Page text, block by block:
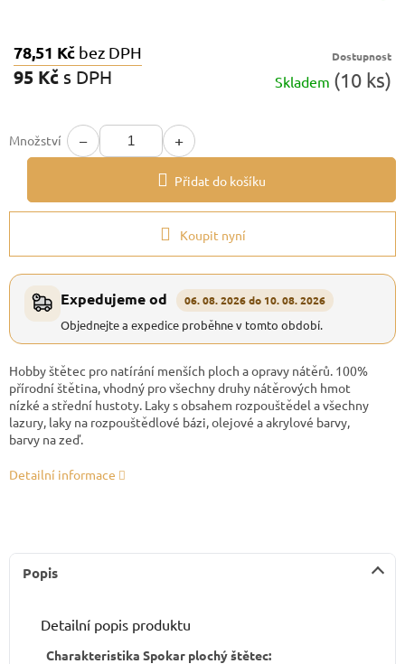
78,51 Kč bez DPH
95 Kč s DPH
Dostupnost
Skladem (10 ks)
Množství − +
Přidat do košíku
Koupit nyní
Expedujeme od 06. 08. 2026 do 10. 08. 2026
Objednejte a expedice proběhne v tomto období.
Hobby štětec pro natírání menších ploch a opravy nátěrů. 100%
přírodní štětina, vhodný pro všechny druhy nátěrových hmot
nízké a střední hustoty. Laky s obsahem rozpouštědel a všechny
lazury, laky na rozpouštědlové bázi, olejové a akrylové barvy,
barvy na zeď.
Detailní informace
Popis
Detailní popis produktu
Charakteristika Spokar plochý štětec: